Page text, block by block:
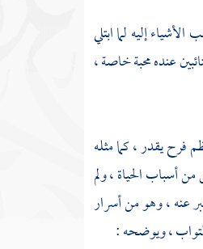
إليه لما ابتلي
عنده محبة خاصة ،
فرح يقدر ، كما مثله
أسباب الحياة ، ولم
عنه ، وهو من أسرار
التواب ، ويوضحه :